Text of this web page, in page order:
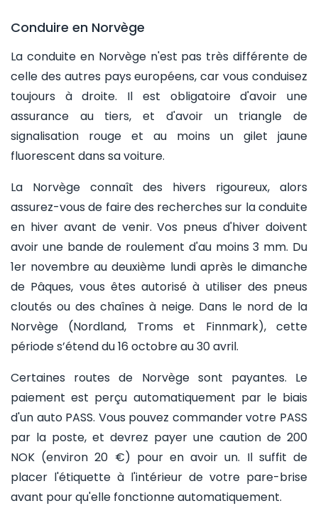
Conduire en Norvège
La conduite en Norvège n'est pas très différente de
celle des autres pays européens, car vous conduisez
toujours à droite. Il est obligatoire d'avoir une
assurance au tiers, et d'avoir un triangle de
signalisation rouge et au moins un gilet jaune
fluorescent dans sa voiture.
La Norvège connaît des hivers rigoureux, alors
assurez-vous de faire des recherches sur la conduite
en hiver avant de venir. Vos pneus d'hiver doivent
avoir une bande de roulement d'au moins 3 mm. Du
1er novembre au deuxième lundi après le dimanche
de Pâques, vous êtes autorisé à utiliser des pneus
cloutés ou des chaînes à neige. Dans le nord de la
Norvège (Nordland, Troms et Finnmark), cette
période s’étend du 16 octobre au 30 avril.
Certaines routes de Norvège sont payantes. Le
paiement est perçu automatiquement par le biais
d'un auto PASS. Vous pouvez commander votre PASS
par la poste, et devrez payer une caution de 200
NOK (environ 20 €) pour en avoir un. Il suffit de
placer l'étiquette à l'intérieur de votre pare-brise
avant pour qu'elle fonctionne automatiquement.